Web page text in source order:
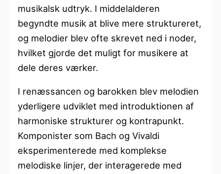
musikalsk udtryk. I middelalderen
begyndte musik at blive mere struktureret,
og melodier blev ofte skrevet ned i noder,
hvilket gjorde det muligt for musikere at
dele deres værker.
I renæssancen og barokken blev melodien
yderligere udviklet med introduktionen af
harmoniske strukturer og kontrapunkt.
Komponister som Bach og Vivaldi
eksperimenterede med komplekse
melodiske linjer, der interagerede med